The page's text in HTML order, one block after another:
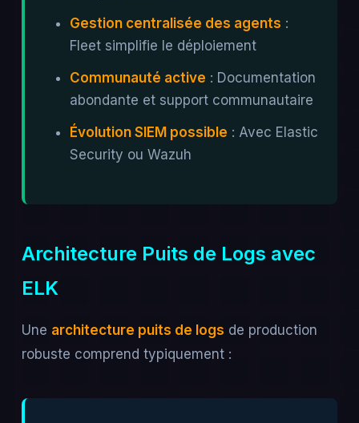
Gestion centralisée des agents :
Fleet simplifie le déploiement
Communauté active : Documentation
abondante et support communautaire
Évolution SIEM possible : Avec Elastic
Security ou Wazuh
Architecture Puits de Logs avec
ELK
Une architecture puits de logs de production
robuste comprend typiquement :